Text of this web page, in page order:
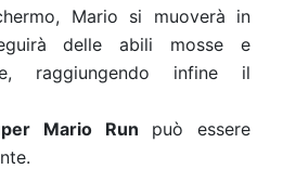
Mario si muoverà in
delle abili mosse e
raggiungendo infine il
Mario Run può essere